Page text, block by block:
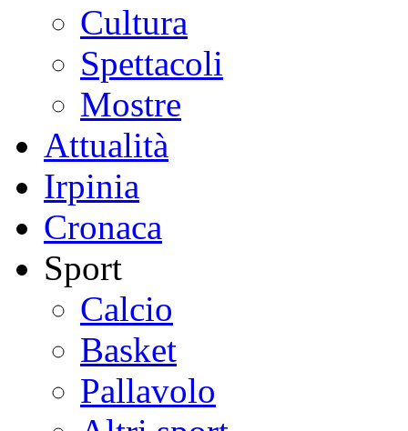
Cultura
Spettacoli
Mostre
Attualità
Irpinia
Cronaca
Sport
Calcio
Basket
Pallavolo